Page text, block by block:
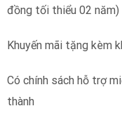
đồng tối thiểu 02 năm)
Khuyến mãi tặng kèm
Có chính sách hỗ trợ
thành